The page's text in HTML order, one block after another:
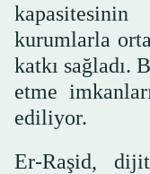
kurumlarla
katkı sağladı.
etme
ediliyor.
Er-Raşid,